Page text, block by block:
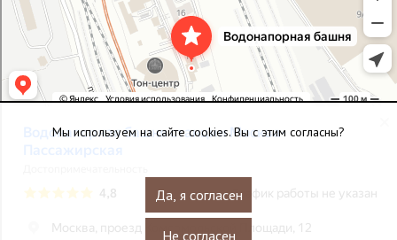
Мы используем на сайте cookies. Вы с этим согласны?
Да, я согласен
Не согласен